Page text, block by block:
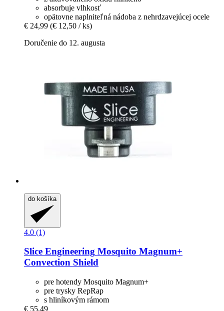
absorbuje vlhkosť
opätovne naplniteľná nádoba z nehrdzavejúcej ocele
€ 24,99 (€ 12,50 / ks)
Doručenie do 12. augusta
do košíka
4.0 (1)
Slice Engineering Mosquito Magnum+
Convection Shield
pre hotendy Mosquito Magnum+
pre trysky RepRap
s hliníkovým rámom
€ 55,49